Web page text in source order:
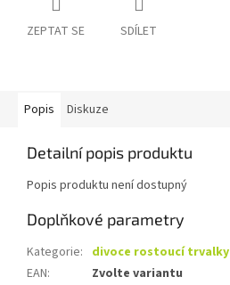
ZEPTAT SE SDÍLET
Popis Diskuze
Detailní popis produktu
Popis produktu není dostupný
Doplňkové parametry
Kategorie: divoce rostoucí trvalky
EAN: Zvolte variantu